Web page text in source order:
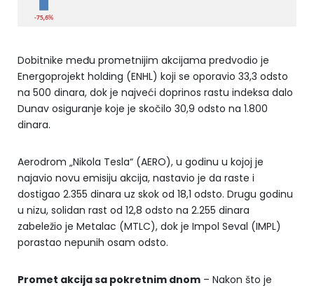
Dobitnike među prometnijim akcijama predvodio je
Energoprojekt holding (ENHL) koji se oporavio 33,3 odsto
na 500 dinara, dok je najveći doprinos rastu indeksa dalo
Dunav osiguranje koje je skočilo 30,9 odsto na 1.800
dinara.
Aerodrom „Nikola Tesla“ (AERO), u godinu u kojoj je
najavio novu emisiju akcija, nastavio je da raste i
dostigao 2.355 dinara uz skok od 18,1 odsto. Drugu godinu
u nizu, solidan rast od 12,8 odsto na 2.255 dinara
zabeležio je Metalac (MTLC), dok je Impol Seval (IMPL)
porastao nepunih osam odsto.
Promet akcija sa pokretnim dnom – Nakon što je